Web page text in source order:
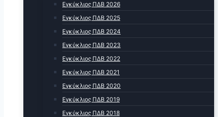
Εγκύκλιος ΠΔΒ 2026
Εγκύκλιος ΠΔΒ 2025
Εγκύκλιος ΠΔΒ 2024
Εγκύκλιος ΠΔΒ 2023
Εγκύκλιος ΠΔΒ 2022
Εγκύκλιος ΠΔΒ 2021
Εγκύκλιος ΠΔΒ 2020
Εγκύκλιος ΠΔΒ 2019
Εγκύκλιος ΠΔΒ 2018